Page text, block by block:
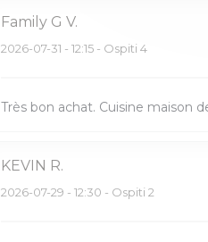
Family G V
2026-07-31 - 12:15 - Ospiti 4
Très bon achat. Cuisine maison
KEVIN R
2026-07-29 - 12:30 - Ospiti 2